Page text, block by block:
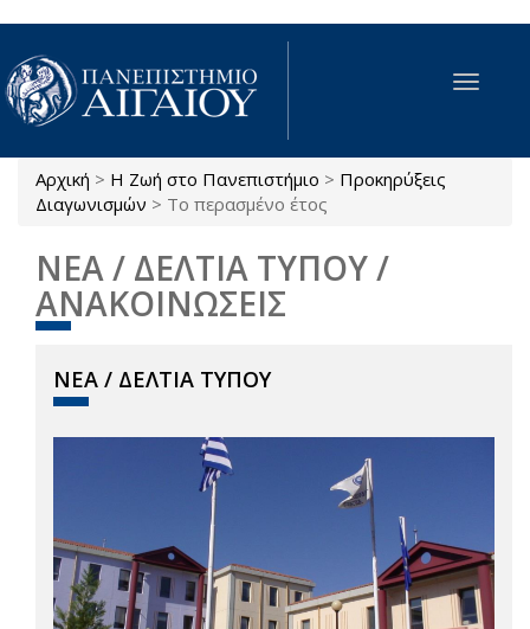
Παράκαμψη προς το κυρίως περιεχόμενο
Toggle
Είστε εδώ
Αρχική > Η Ζωή στο Πανεπιστήμιο > Προκηρύξεις
Διαγωνισμών > Το περασμένο έτος
ΝΕΑ / ΔΕΛΤΙΑ ΤΥΠΟΥ /
ΑΝΑΚΟΙΝΩΣΕΙΣ
ΝΕΑ / ΔΕΛΤΙΑ ΤΥΠΟΥ